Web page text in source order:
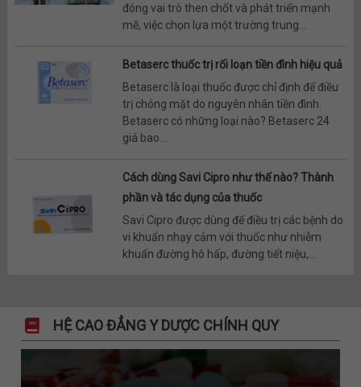
đóng vai trò then chốt và phát triển mạnh
mẽ, việc chọn lựa một trường trung...
Betaserc thuốc trị rối loạn tiền đình hiệu quả
Betaserc là loại thuốc được chỉ định để điều
trị chóng mặt do nguyên nhân tiền đình.
Betaserc có những loại nào? Betaserc 24
giá bao...
Cách dùng Savi Cipro như thế nào? Thành
phần và tác dụng của thuốc
Savi Cipro được dùng để điều trị các bệnh do
vi khuẩn nhạy cảm với thuốc như nhiễm
khuẩn đường hô hấp, đường tiết niệu,...
HỆ CAO ĐẲNG Y DƯỢC CHÍNH QUY